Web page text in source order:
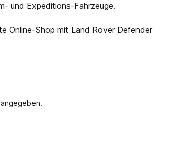
und Expeditions-Fahrzeuge.
Online-Shop mit Land Rover Defender